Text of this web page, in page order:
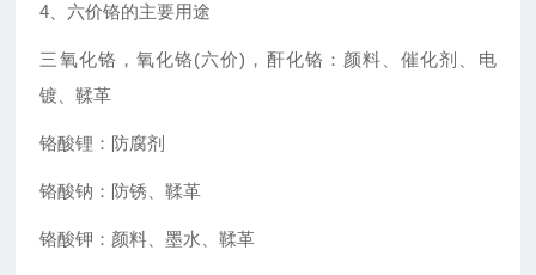
4、六价铬的主要用途
三氧化铬，氧化铬(六价)，酐化铬：颜料、催化剂、电
镀、鞣革
铬酸锂：防腐剂
铬酸钠：防锈、鞣革
铬酸钾：颜料、墨水、鞣革